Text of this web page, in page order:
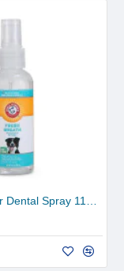
Arm & Hammer Dental Spray 118ml